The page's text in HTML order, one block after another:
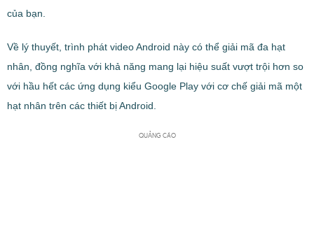
của bạn.
Về lý thuyết, trình phát video Android này có thể giải mã đa hạt
nhân, đồng nghĩa với khả năng mang lại hiệu suất vượt trội hơn so
với hầu hết các ứng dụng kiểu Google Play với cơ chế giải mã một
hạt nhân trên các thiết bị Android.
QUẢNG CÁO